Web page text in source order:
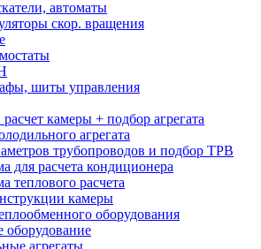
автоматы
скор. вращения
шиты управления
камеры + подбор агрегата
агрегата
трубопроводов и подбор ТРВ
для расчета кондиционера
теплового расчета
камеры
оборудования
агрегаты